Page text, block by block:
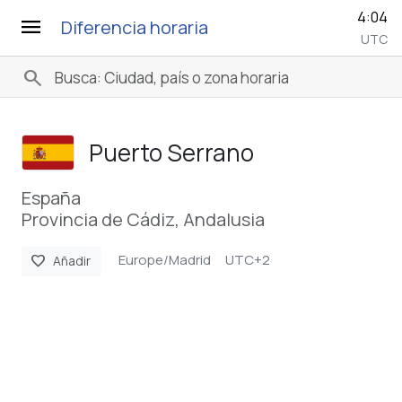
menu Diferencia horaria 4:04
UTC
search
Puerto Serrano
España
Provincia de Cádiz, Andalusia
favorite Añadir Europe/Madrid UTC+2